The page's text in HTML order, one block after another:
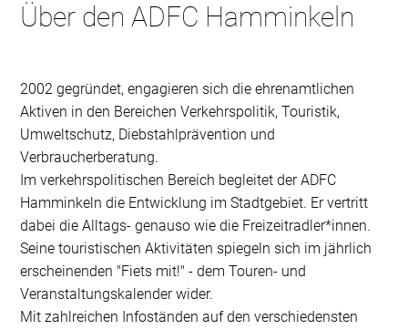
Über den ADFC Hamminkeln
2002 gegründet, engagieren sich die ehrenamtlichen
Aktiven in den Bereichen Verkehrspolitik, Touristik,
Umweltschutz, Diebstahlprävention und
Verbraucherberatung.
Im verkehrspolitischen Bereich begleitet der ADFC
Hamminkeln die Entwicklung im Stadtgebiet. Er vertritt
dabei die Alltags- genauso wie die Freizeitradler*innen.
Seine touristischen Aktivitäten spiegeln sich im jährlich
erscheinenden "Fiets mit!" - dem Touren- und
Veranstaltungskalender wider.
Mit zahlreichen Infoständen auf den verschiedensten